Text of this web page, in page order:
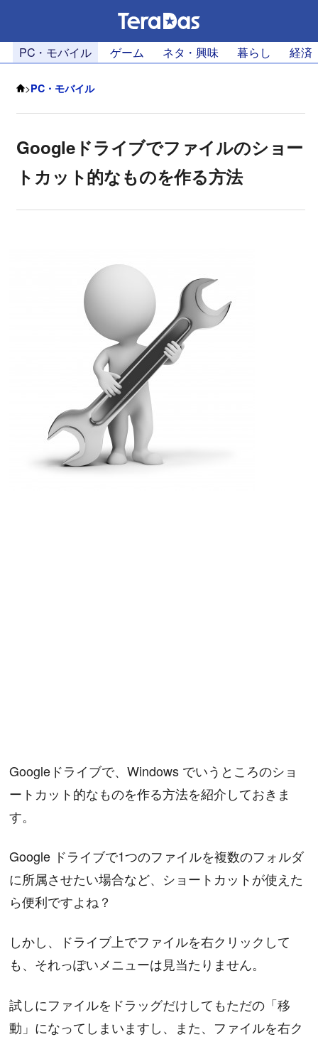
PC・モバイル ゲーム ネタ・興味 暮らし 経済
>PC・モバイル
Googleドライブでファイルのショー
トカット的なものを作る方法
Googleドライブで、Windows でいうところのショ
ートカット的なものを作る方法を紹介しておきま
す。
Google ドライブで1つのファイルを複数のフォルダ
に所属させたい場合など、ショートカットが使えた
ら便利ですよね？
しかし、ドライブ上でファイルを右クリックして
も、それっぽいメニューは見当たりません。
試しにファイルをドラッグだけしてもただの「移
動」になってしまいますし、また、ファイルを右ク